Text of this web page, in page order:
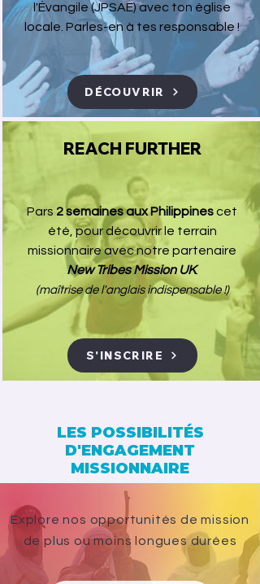
l'Évangile (JPSAE) avec ton église
locale. Parles-en à tes responsable !
DÉCOUVRIR
REACH FURTHER
Pars 2 semaines aux Philippinescet
été, pour découvrir le terrain
missionnaire avec notre partenaire
New Tribes Mission UK.
(maîtrise de l'anglais indispensable !)
S'INSCRIRE
LES POSSIBILITÉS
D'ENGAGEMENT
MISSIONNAIRE
Explore nos opportunités de mission
de plus ou moins longues durées